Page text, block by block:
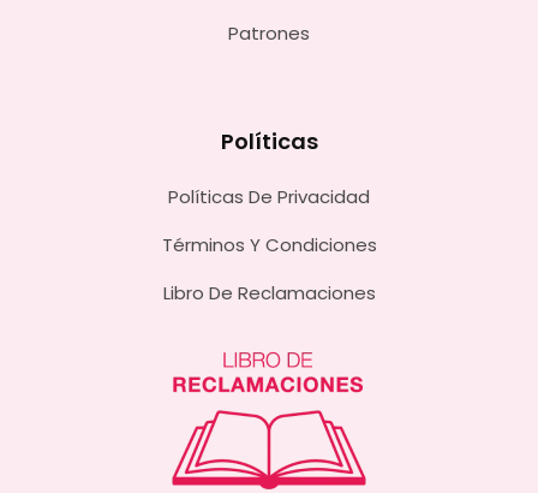
Patrones
Políticas
Políticas De Privacidad
Términos Y Condiciones
Libro De Reclamaciones